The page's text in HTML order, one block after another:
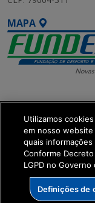
MAPA
SETDIG |
Executiva de
Transformação
get_footer();
Utilizamos
em nosso
quais
Conforme
LGPD no
Definições de